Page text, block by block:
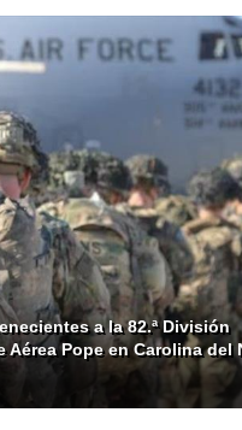
hispan_tv
a la 82.ª División
Pope en Carolina del